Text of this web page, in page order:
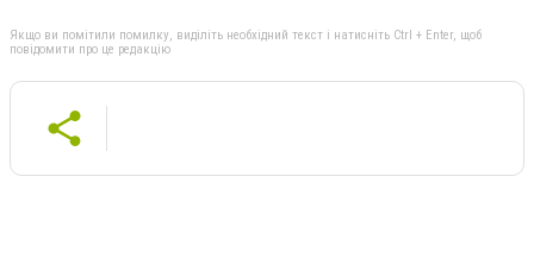
Якщо ви помітили помилку, виділіть необхідний текст і натисніть Ctrl + Enter, щоб
повідомити про це редакцію